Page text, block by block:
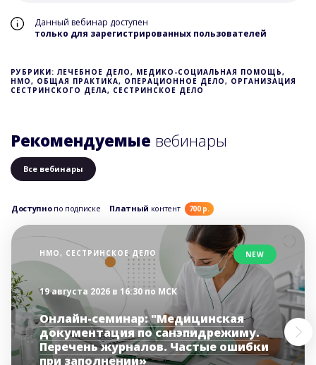
Данный вебинар доступен
только для зарегистрированных пользователей
РУБРИКИ: ЛЕЧЕБНОЕ ДЕЛО, МЕДИКО-СОЦИАЛЬНАЯ ПОМОЩЬ,
НМО, ОБЩАЯ ПРАКТИКА, ОПЕРАЦИОННОЕ ДЕЛО, ОРГАНИЗАЦИЯ
СЕСТРИНСКОГО ДЕЛА, СЕСТРИНСКОЕ ДЕЛО
Рекомендуемые вебинары
Все вебинары
Доступнопо подписке Платный контент 700 р.
НМО, СЕСТРИНСКОЕ ДЕЛО NEW
19 августа 2026 в 16:30 по МСК
Онлайн-семинар: "Медицинская
документация по санэпидрежиму.
Перечень журналов. Частые ошибки
при заполнении»